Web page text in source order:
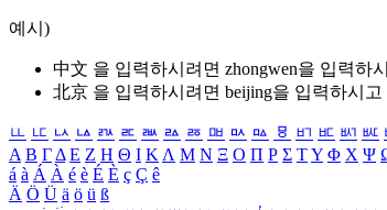
예시)
中文 을 입력하시려면 zhongwen을 입력하
北京 을 입력하시려면 beijing을 입력하시고
ㅥ ㅦ ㅧ ㅨ ㅩ ㅪ ㅫ ㅬ ㅭ ㅮ ㅯ ㅰ ㅱ ㅲ ㅳ ㅴ ㅵ
Α Β ΓΔ Ε Ζ Η Θ Ι ΚΛ Μ Ν Ξ Ο Π Ρ Σ ΤΥ Φ Χ Ψ
á à Á À é è É È ç Ç ê
Ä Ö Ü ä ö ü ß